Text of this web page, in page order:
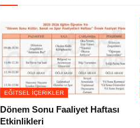
EĞITSEL İÇERIKLER
Dönem Sonu Faaliyet Haftası
Etkinlikleri